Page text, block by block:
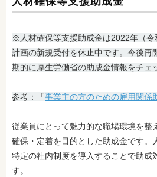
※人材確保等支援助成金は2022年（
計画の新規受付を休止中です。今後再
期的に厚生労働省の助成金情報をチェ
参考：「事業主の方のための雇用関係
従業員にとって魅力的な職場環境を整
確保・定着を目的とした助成金です。
特定の社内制度を導入することで助成
す。